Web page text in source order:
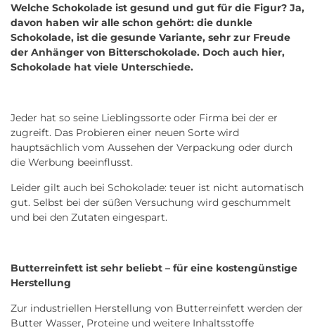
Welche Schokolade ist gesund und gut für die Figur? Ja,
davon haben wir alle schon gehört: die dunkle
Schokolade, ist die gesunde Variante, sehr zur Freude
der Anhänger von Bitterschokolade. Doch auch hier,
Schokolade hat viele Unterschiede.
Jeder hat so seine Lieblingssorte oder Firma bei der er
zugreift. Das Probieren einer neuen Sorte wird
hauptsächlich vom Aussehen der Verpackung oder durch
die Werbung beeinflusst.
Leider gilt auch bei Schokolade: teuer ist nicht automatisch
gut. Selbst bei der süßen Versuchung wird geschummelt
und bei den Zutaten eingespart.
Butterreinfett ist sehr beliebt – für eine kostengünstige
Herstellung
Zur industriellen Herstellung von Butterreinfett werden der
Butter Wasser, Proteine und weitere Inhaltsstoffe